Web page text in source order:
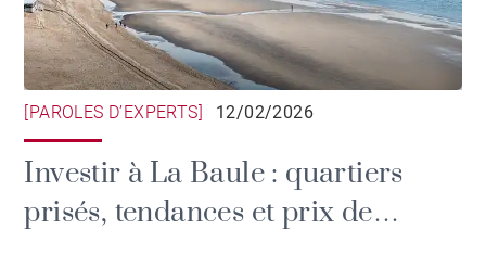
[PAROLES D’EXPERTS] 12/02/2026
Investir à La Baule : quartiers
prisés, tendances et prix de